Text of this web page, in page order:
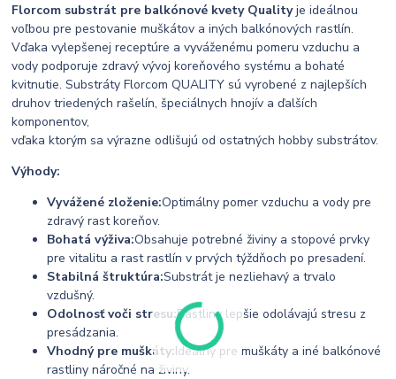
Florcom substrát pre balkónové kvety Qualityje ideálnou
voľbou pre pestovanie muškátov a iných balkónových rastlín.
Vďaka vylepšenej receptúre a vyváženému pomeru vzduchu a
vody podporuje zdravý vývoj koreňového systému a bohaté
kvitnutie. Substráty Florcom QUALITY sú vyrobené z najlepších
druhov triedených rašelín, špeciálnych hnojív a ďalších
komponentov,
vďaka ktorým sa výrazne odlišujú od ostatných hobby substrátov.
Výhody:
Vyvážené zloženie:Optimálny pomer vzduchu a vody pre
zdravý rast koreňov.
Bohatá výživa:Obsahuje potrebné živiny a stopové prvky
pre vitalitu a rast rastlín v prvých týždňoch po presadení.
Stabilná štruktúra:Substrát je nezliehavý a trvalo
vzdušný.
Odolnosť voči stresu:Rastliny lepšie odolávajú stresu z
presádzania.
Vhodný pre muškáty:Ideálny pre muškáty a iné balkónové
rastliny náročné na živiny.